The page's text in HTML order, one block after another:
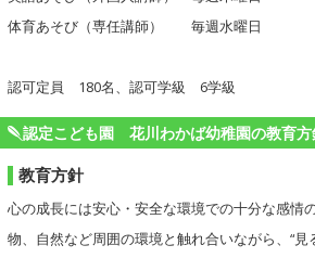
体育あそび（専任講師） 毎週水曜日
認可定員 180名、認可学級 6学級
認定こども園 花川わかば幼稚園の教育方
教育方針
心の成長には安心・安全な環境での十分な感情
物、自然など周囲の環境と触れ合いながら、“見